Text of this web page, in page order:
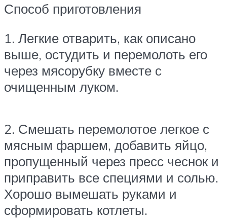
Способ приготовления
1. Легкие отварить, как описано
выше, остудить и перемолоть его
через мясорубку вместе с
очищенным луком.
2. Смешать перемолотое легкое с
мясным фаршем, добавить яйцо,
пропущенный через пресс чеснок и
приправить все специями и солью.
Хорошо вымешать руками и
сформировать котлеты.